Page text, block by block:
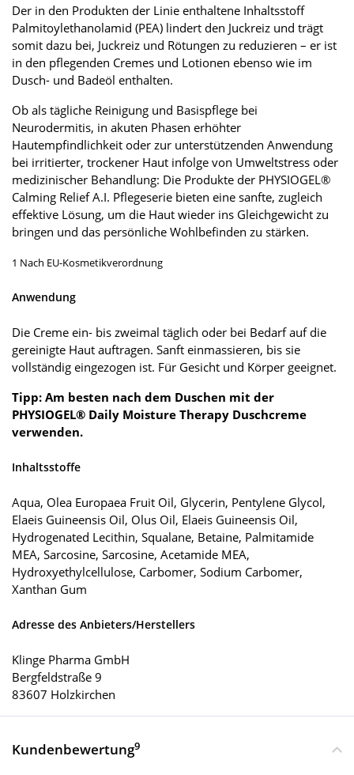
Der in den Produkten der Linie enthaltene Inhaltsstoff
Palmitoylethanolamid (PEA) lindert den Juckreiz und trägt
somit dazu bei, Juckreiz und Rötungen zu reduzieren – er ist
in den pflegenden Cremes und Lotionen ebenso wie im
Dusch- und Badeöl enthalten.
Ob als tägliche Reinigung und Basispflege bei
Neurodermitis, in akuten Phasen erhöhter
Hautempfindlichkeit oder zur unterstützenden Anwendung
bei irritierter, trockener Haut infolge von Umweltstress oder
medizinischer Behandlung: Die Produkte der PHYSIOGEL®
Calming Relief A.I. Pflegeserie bieten eine sanfte, zugleich
effektive Lösung, um die Haut wieder ins Gleichgewicht zu
bringen und das persönliche Wohlbefinden zu stärken.
1 Nach EU-Kosmetikverordnung
Anwendung
Die Creme ein- bis zweimal täglich oder bei Bedarf auf die
gereinigte Haut auftragen. Sanft einmassieren, bis sie
vollständig eingezogen ist. Für Gesicht und Körper geeignet.
Tipp: Am besten nach dem Duschen mit der
PHYSIOGEL® Daily Moisture Therapy Duschcreme
verwenden.
Inhaltsstoffe
Aqua, Olea Europaea Fruit Oil, Glycerin, Pentylene Glycol,
Elaeis Guineensis Oil, Olus Oil, Elaeis Guineensis Oil,
Hydrogenated Lecithin, Squalane, Betaine, Palmitamide
MEA, Sarcosine, Sarcosine, Acetamide MEA,
Hydroxyethylcellulose, Carbomer, Sodium Carbomer,
Xanthan Gum
Adresse des Anbieters/Herstellers
Klinge Pharma GmbH
Bergfeldstraße 9
83607 Holzkirchen
Kundenbewertung9